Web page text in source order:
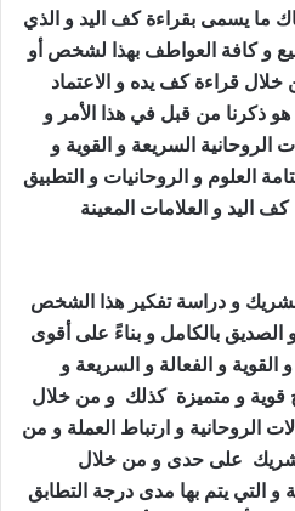
ما يسمى بقراءة كف اليد و الذي
و كافة العواطف بهذا لشخص أو
قراءة كف يده و الاعتماد
هو ذكرنا من قبل في هذا الأمر و
الروحانية السريعة و القوية و
العلوم و الروحانيات و التطبيق
و العلامات المعينة
و دراسة تفكير هذا الشخص
بالكامل و بناءً على أقوى
القوية و الفعالة و السريعة و
قوية و متميزة كذلك و من خلال
الروحانية و ارتباط العملة و من
على حدى و من خلال
و التي يتم بها مدى درجة التطابق